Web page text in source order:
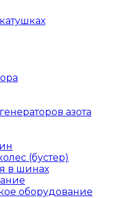
азота
(бустер)
в шинах
оборудование